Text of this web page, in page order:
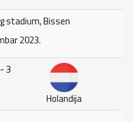
stadium, Bissen
2023.
3
Holandija